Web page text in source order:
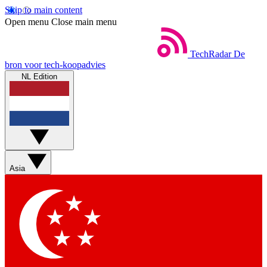
Skip to main content
Open menu Close main menu
TechRadar De
bron voor tech-koopadvies
NL Edition
Asia